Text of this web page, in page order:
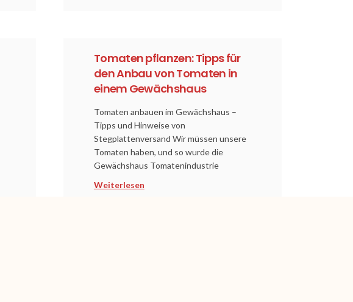
Tomaten pflanzen: Tipps für
den Anbau von Tomaten in
einem Gewächshaus
Tomaten anbauen im Gewächshaus –
Tipps und Hinweise von
Stegplattenversand Wir müssen unsere
Tomaten haben, und so wurde die
Gewächshaus Tomatenindustrie
Weiterlesen